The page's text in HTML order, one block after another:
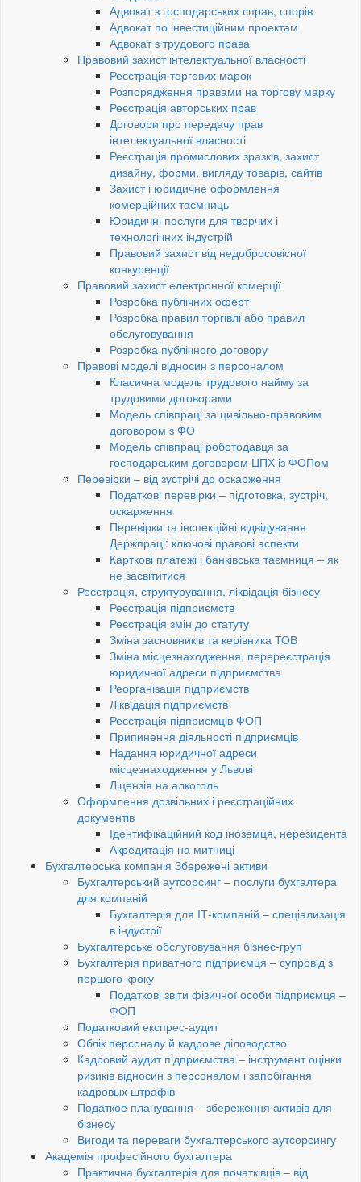
Адвокат з господарських справ, спорів
Адвокат по інвестиційним проектам
Адвокат з трудового права
Правовий захист інтелектуальної власності
Реєстрація торгових марок
Розпорядження правами на торгову марку
Реєстрація авторських прав
Договори про передачу прав
інтелектуальної власності
Реєстрація промислових зразків, захист
дизайну, форми, вигляду товарів, сайтів
Захист і юридичне оформлення
комерційних таємниць
Юридичні послуги для творчих і
технологічних індустрій
Правовий захист від недобросовісної
конкуренції
Правовий захист електронної комерції
Розробка публічних оферт
Розробка правил торгівлі або правил
обслуговування
Розробка публічного договору
Правові моделі відносин з персоналом
Класична модель трудового найму за
трудовими договорами
Модель співпраці за цивільно-правовим
договором з ФО
Модель співпраці роботодавця за
господарським договором ЦПХ із ФОПом
Перевірки – від зустрічі до оскарження
Податкові перевірки – підготовка, зустріч,
оскарження
Перевірки та інспекційні відвідування
Держпраці: ключові правові аспекти
Карткові платежі і банківська таємниця – як
не засвітитися
Реєстрація, структурування, ліквідація бізнесу
Реєстрація підприємств
Реєстрація змін до статуту
Зміна засновників та керівника ТОВ
Зміна місцезнаходження, перереєстрація
юридичної адреси підприємства
Реорганізація підприємств
Ліквідація підприємств
Реєстрація підприємців ФОП
Припинення діяльності підприємців
Надання юридичної адреси
місцезнаходження у Львові
Ліцензія на алкоголь
Оформлення дозвільних і реєстраційних
документів
Ідентифікаційний код іноземця, нерезидента
Акредитація на митниці
Бухгалтерська компанія Збережені активи
Бухгалтерський аутсорсинг – послуги бухгалтера
для компаній
Бухгалтерія для ІТ-компаній – спеціализація
в індустрії
Бухгалтерське обслуговування бізнес-груп
Бухгалтерія приватного підприємця – супровід з
першого кроку
Податкові звіти фізичної особи підприємця –
ФОП
Податковий експрес-аудит
Облік персоналу й кадрове діловодство
Кадровий аудит підприємства – інструмент оцінки
ризиків відносин з персоналом і запобігання
кадровых штрафів
Податкое планування – збереження активів для
бізнесу
Вигоди та переваги бухгалтерського аутсорсингу
Академія професійного бухгалтера
Практична бухгалтерія для початківців – від